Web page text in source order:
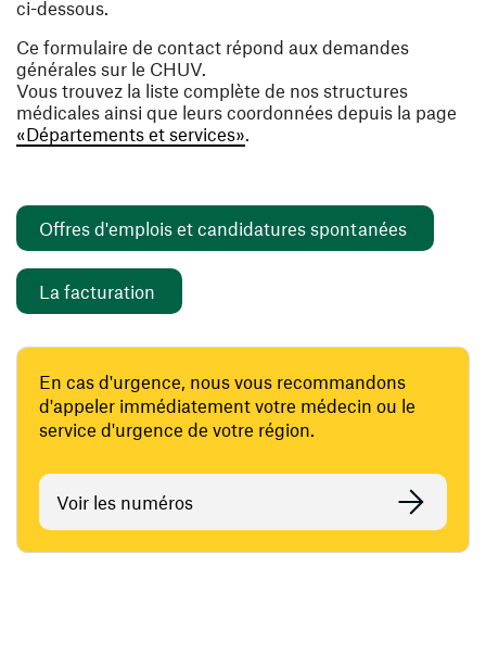
ci-dessous.
Ce formulaire de contact répond aux demandes
générales sur le CHUV.
Vous trouvez la liste complète de nos structures
médicales ainsi que leurs coordonnées depuis la page
«Départements et services».
Offres d'emplois et candidatures spontanées
La facturation
En cas d'urgence, nous vous recommandons
d'appeler immédiatement votre médecin ou le
service d'urgence de votre région.
Voir les numéros